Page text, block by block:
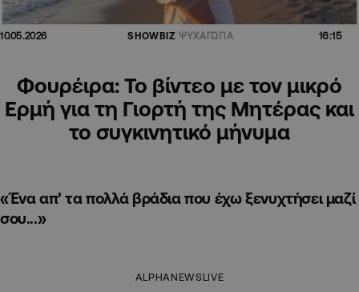
10.05.2026 SHOWBIZ ΨΥΧΑΓΩΓΙΑ 16:15
Φουρέιρα: Το βίντεο με τον μικρό
Ερμή για τη Γιορτή της Μητέρας και
το συγκινητικό μήνυμα
«Ένα απ’ τα πολλά βράδια που έχω ξενυχτήσει μαζί
σου...»
ALPHANEWSLIVE